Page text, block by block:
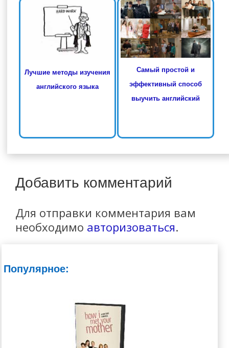
Лучшие методы изучения
английского языка
Самый простой и
эффективный способ
выучить английский
Добавить комментарий
Для отправки комментария вам
необходимо авторизоваться.
Популярное: